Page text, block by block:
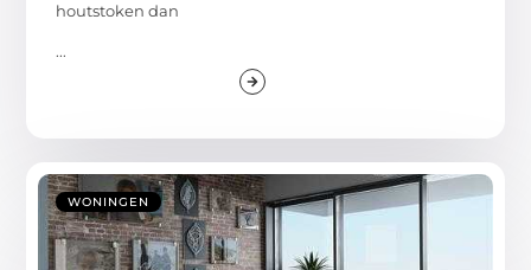
houtstoken dan
...
WONINGEN